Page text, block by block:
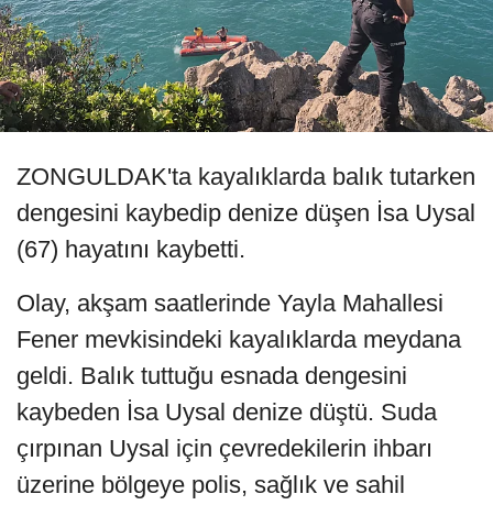
ZONGULDAK'ta kayalıklarda balık tutarken
dengesini kaybedip denize düşen İsa Uysal
(67) hayatını kaybetti.
Olay, akşam saatlerinde Yayla Mahallesi
Fener mevkisindeki kayalıklarda meydana
geldi. Balık tuttuğu esnada dengesini
kaybeden İsa Uysal denize düştü. Suda
çırpınan Uysal için çevredekilerin ihbarı
üzerine bölgeye polis, sağlık ve sahil